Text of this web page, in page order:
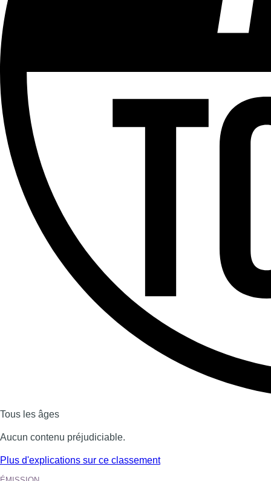
Tous les âges
Aucun contenu préjudiciable.
Plus d'explications sur ce classement